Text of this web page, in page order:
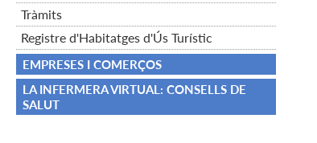
Tràmits
Registre d'Habitatges d'Ús Turístic
EMPRESES I COMERÇOS
LA INFERMERA VIRTUAL: CONSELLS DE
SALUT